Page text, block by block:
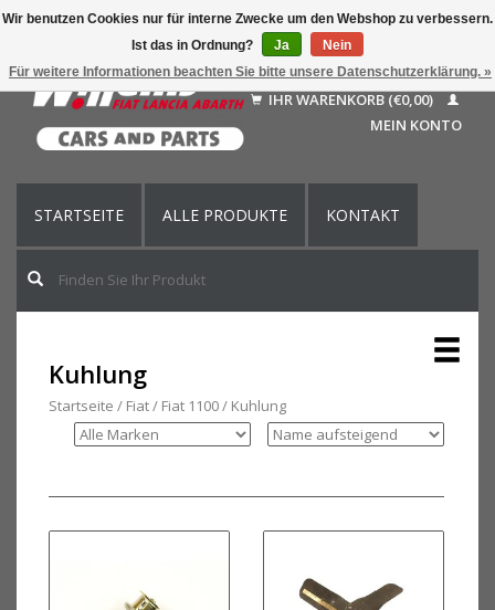
Nederlands
Français
English (US)
IHR WARENKORB (€0,00)
MEIN KONTO
STARTSEITE ALLE PRODUKTE KONTAKT
Kuhlung
Startseite / Fiat/ Fiat 1100/ Kuhlung
Wir benutzen Cookies nur für interne Zwecke um den Webshop zu verbessern.
Ist das in Ordnung?
Ja
Nein
Für weitere Informationen beachten Sie bitte unsere Datenschutzerklärung. »